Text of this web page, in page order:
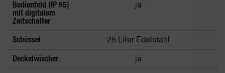
Bedienfeld (IP 65)
mit digitalem
Zeitschalter
ja
Schüssel 28 Liter Edelstahl
Deckelwischer ja